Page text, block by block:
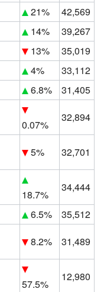
21%
42,569
14%
39,267
13%
35,019
4%
33,112
6.8%
31,405
0.07%
32,894
5% 32,701
18.7%
34,444
6.5%
35,512
8.2% 31,489
57.5%
12,980